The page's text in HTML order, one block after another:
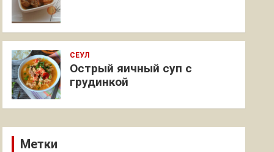
СЕУЛ
Острый яичный суп с
грудинкой
Метки